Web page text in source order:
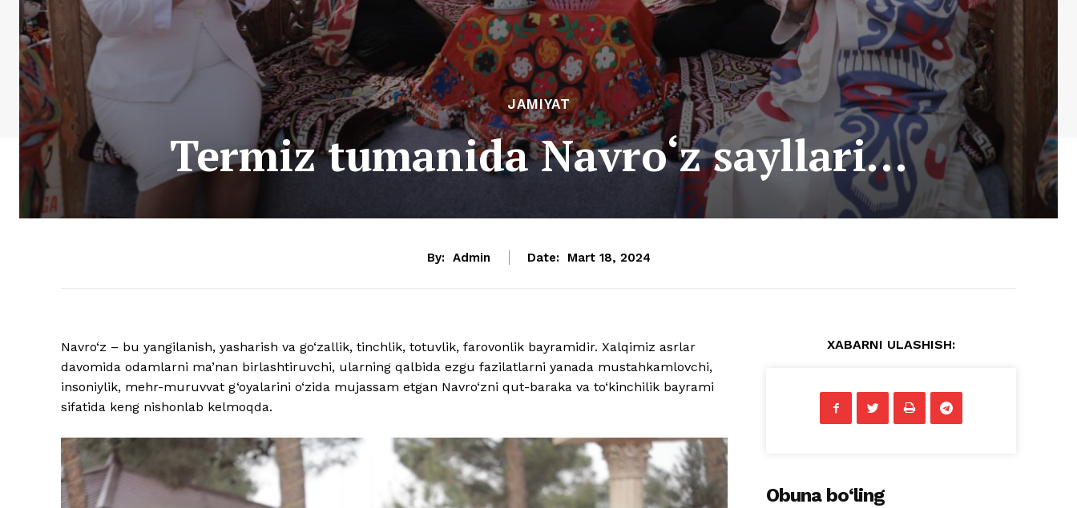
JAMIYAT
Termiz tumanida Navro‘z sayllari…
By: Admin Date: Mart 18, 2024
Navro‘z – bu yangilanish, yasharish va go‘zallik, tinchlik, totuvlik, farovonlik bayramidir. Xalqimiz asrlar
davomida odamlarni ma’nan birlashtiruvchi, ularning qalbida ezgu fazilatlarni yanada mustahkamlovchi,
insoniylik, mehr-muruvvat g‘oyalarini o‘zida mujassam etgan Navro‘zni qut-baraka va to‘kinchilik bayrami
sifatida keng nishonlab kelmoqda.
XABARNI ULASHISH:
Obuna bo‘ling